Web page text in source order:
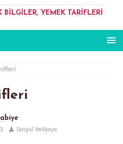
BILGILER, YEMEK TARIFLERI
Songül Yerlikaya